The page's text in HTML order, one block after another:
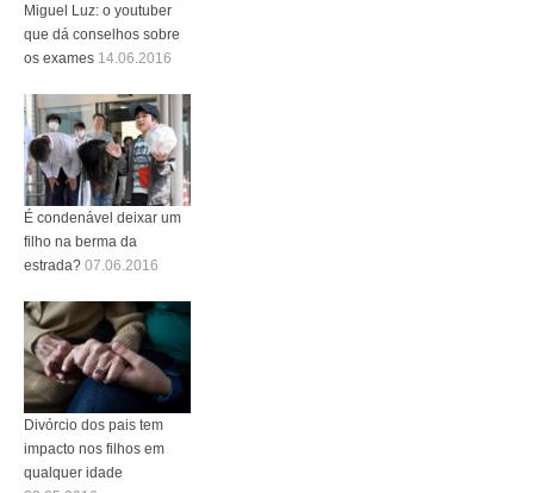
Miguel Luz: o youtuber
que dá conselhos sobre
os exames 14.06.2016
É condenável deixar um
filho na berma da
estrada? 07.06.2016
Divórcio dos pais tem
impacto nos filhos em
qualquer idade